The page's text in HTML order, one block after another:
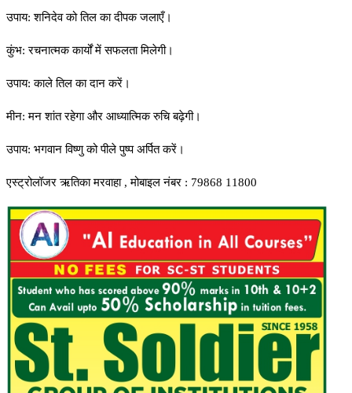
उपाय: शनिदेव को तिल का दीपक जलाएँ।
कुंभ: रचनात्मक कार्यों में सफलता मिलेगी।
उपाय: काले तिल का दान करें।
मीन: मन शांत रहेगा और आध्यात्मिक रुचि बढ़ेगी।
उपाय: भगवान विष्णु को पीले पुष्प अर्पित करें।
एस्ट्रोलॉजर ऋतिका मरवाहा , मोबाइल नंबर : 79868 11800